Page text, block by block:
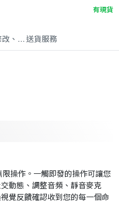
有現貨
、取消與退款政策
送貨服務
操作。一觸即發的操作可讓您
動態、調整音頻、靜音麥克
覺反饋確認收到您的每一個命